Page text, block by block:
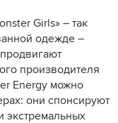
Girls» – так
одежде –
производителя
Energy можно
они спонсируют
экстремальных